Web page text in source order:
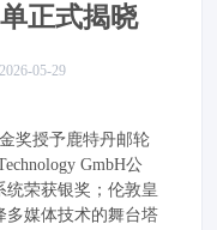
正式揭晓
2026-05-29
奖授予鹿特丹邮轮
GmbH公
荣获银奖；伦敦皇
多媒体技术的舞台塔